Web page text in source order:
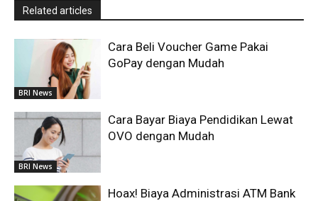
Related articles
BRI News
Cara Beli Voucher Game Pakai
GoPay dengan Mudah
BRI News
Cara Bayar Biaya Pendidikan Lewat
OVO dengan Mudah
Hoax! Biaya Administrasi ATM Bank